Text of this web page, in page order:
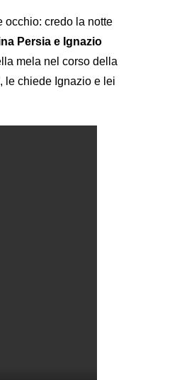
occhio: credo la notte
Persia e Ignazio
mela nel corso della
le chiede Ignazio e lei